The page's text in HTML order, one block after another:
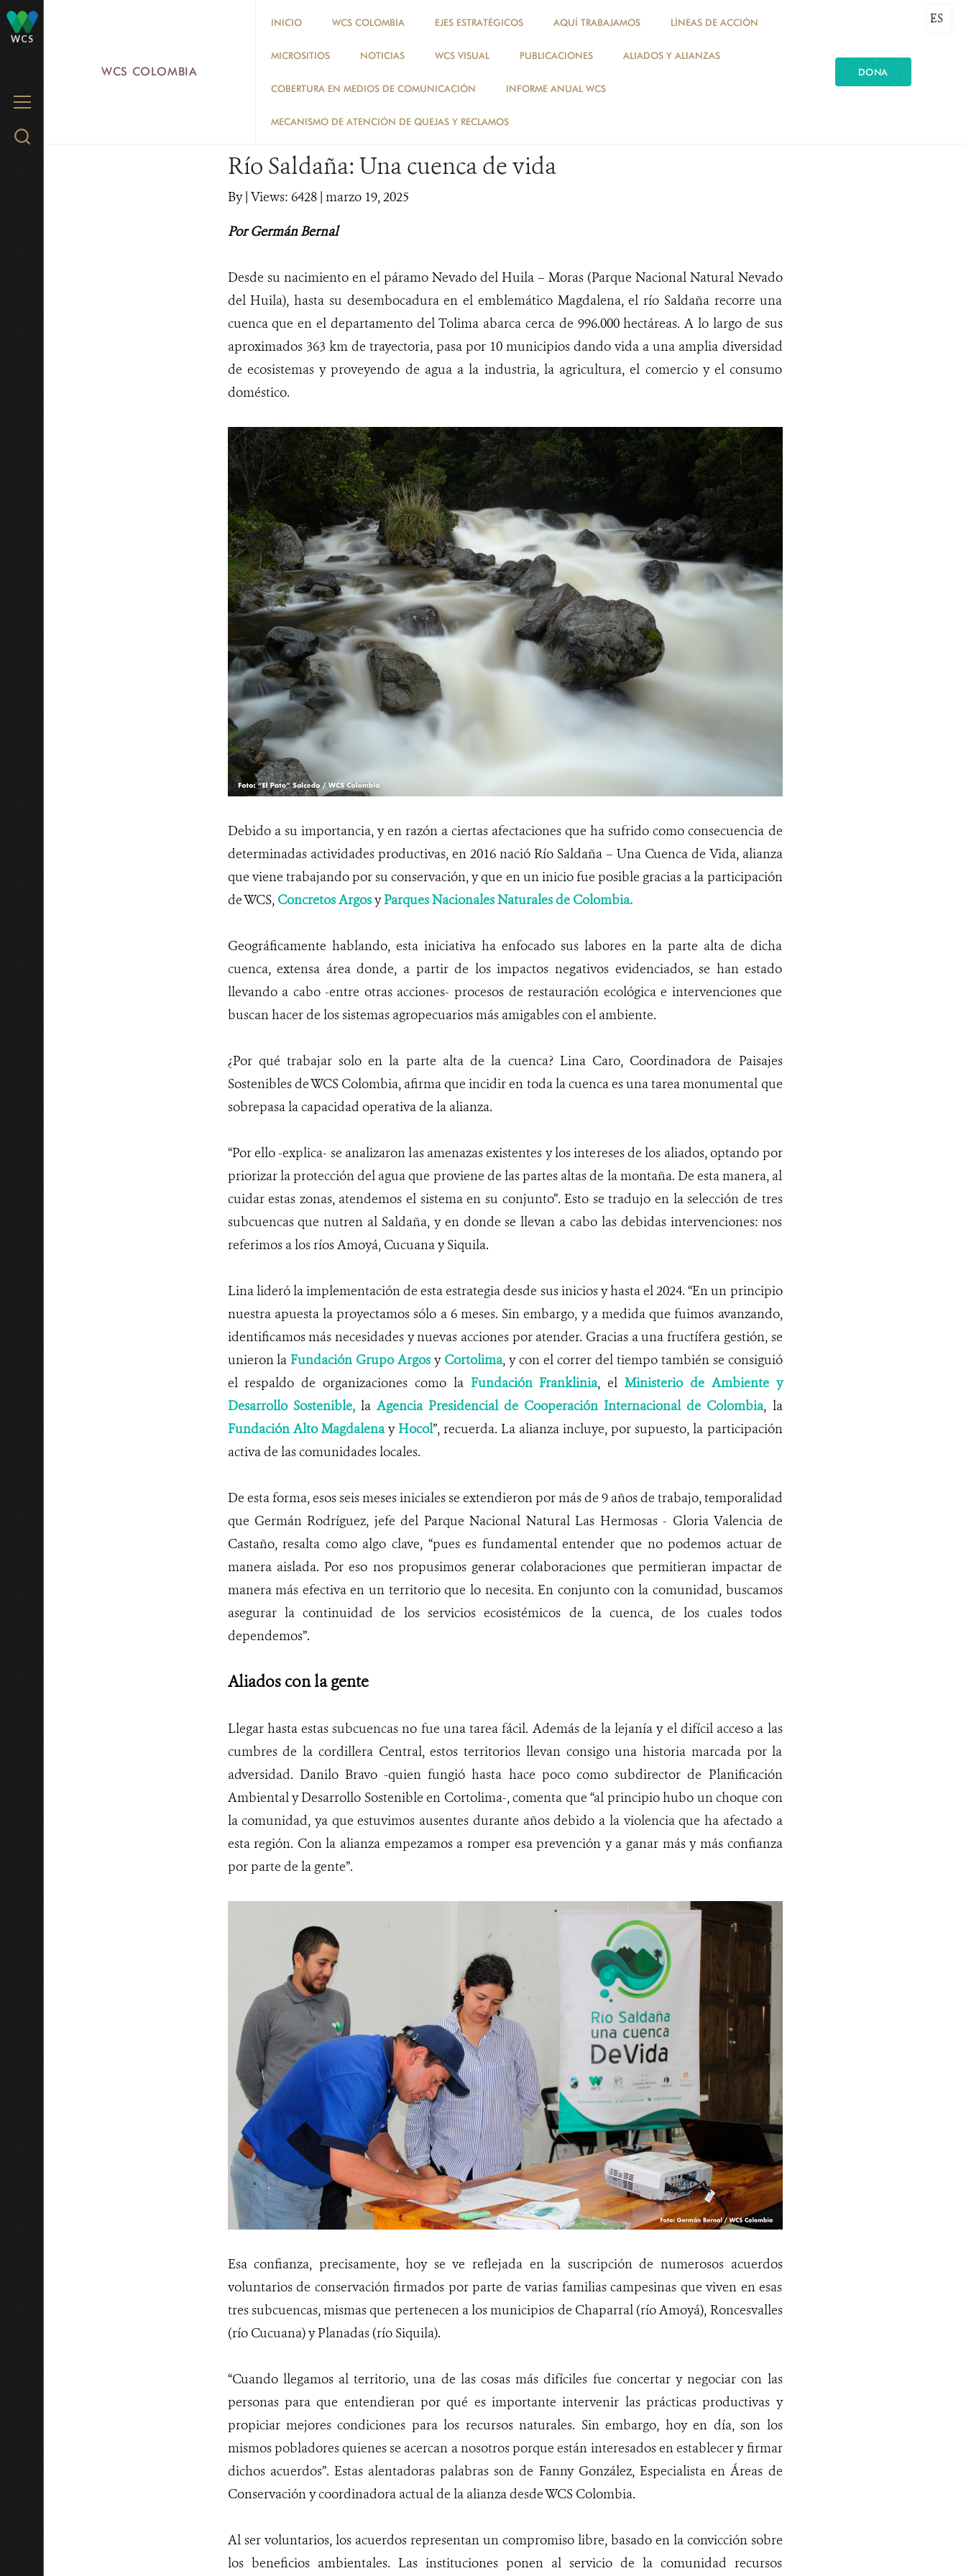
WCS
MENU
Search
WCS COLOMBIA
INICIO WCS COLOMBIA EJES ESTRATÉGICOS AQUÍ TRABAJAMOS LÍNEAS DE ACCIÓN
MICROSITIOS NOTICIAS WCS VISUAL PUBLICACIONES ALIADOS Y ALIANZAS
COBERTURA EN MEDIOS DE COMUNICACIÓN INFORME ANUAL WCS
MECANISMO DE ATENCIÓN DE QUEJAS Y RECLAMOS
DONA
ES
NOTICIAS
Río Saldaña: Una cuenca de vida
By| Views: 6428| marzo 19, 2025
Por Germán Bernal
Desde su nacimiento en el páramo Nevado del Huila – Moras (Parque Nacional Natural Nevado
del Huila), hasta su desembocadura en el emblemático Magdalena, el río Saldaña recorre una
cuenca que en el departamento del Tolima abarca cerca de 996.000 hectáreas. A lo largo de sus
aproximados 363 km de trayectoria, pasa por 10 municipios dando vida a una amplia diversidad
de ecosistemas y proveyendo de agua a la industria, la agricultura, el comercio y el consumo
doméstico.
Debido a su importancia, y en razón a ciertas afectaciones que ha sufrido como consecuencia de
determinadas actividades productivas, en 2016 nació Río Saldaña – Una Cuenca de Vida, alianza
que viene trabajando por su conservación, y que en un inicio fue posible gracias a la participación
de WCS, Concretos ArgosyParques Nacionales Naturales de Colombia.
Geográficamente hablando, esta iniciativa ha enfocado sus labores en la parte alta de dicha
cuenca, extensa área donde, a partir de los impactos negativos evidenciados, se han estado
llevando a cabo -entre otras acciones- procesos de restauración ecológica e intervenciones que
buscan hacer de los sistemas agropecuarios más amigables con el ambiente.
¿Por qué trabajar solo en la parte alta de la cuenca? Lina Caro, Coordinadora de Paisajes
Sostenibles de WCS Colombia, afirma que incidir en toda la cuenca es una tarea monumental que
sobrepasa la capacidad operativa de la alianza.
“Por ello -explica- se analizaron las amenazas existentes y los intereses de los aliados, optando por
priorizar la protección del agua que proviene de las partes altas de la montaña. De esta manera, al
cuidar estas zonas, atendemos el sistema en su conjunto”. Esto se tradujo en la selección de tres
subcuencas que nutren al Saldaña, y en donde se llevan a cabo las debidas intervenciones: nos
referimos a los ríos Amoyá, Cucuana y Siquila.
Lina lideró la implementación de esta estrategia desde sus inicios y hasta el 2024. “En un principio
nuestra apuesta la proyectamos sólo a 6 meses. Sin embargo, y a medida que fuimos avanzando,
identificamos más necesidades y nuevas acciones por atender. Gracias a una fructífera gestión, se
unieron laFundación Grupo Argosy Cortolima, y con el correr del tiempo también se consiguió
el respaldo de organizaciones como la Fundación Franklinia, elMinisterio de Ambiente y
Desarrollo Sostenible,laAgencia Presidencial de Cooperación Internacional de Colombia, la
Fundación Alto MagdalenayHocol”, recuerda. La alianza incluye, por supuesto, la participación
activa de las comunidades locales.
De esta forma, esos seis meses iniciales se extendieron por más de 9 años de trabajo, temporalidad
que Germán Rodríguez, jefe del Parque Nacional Natural Las Hermosas - Gloria Valencia de
Castaño, resalta como algo clave, “pues es fundamental entender que no podemos actuar de
manera aislada. Por eso nos propusimos generar colaboraciones que permitieran impactar de
manera más efectiva en un territorio que lo necesita. En conjunto con la comunidad, buscamos
asegurar la continuidad de los servicios ecosistémicos de la cuenca, de los cuales todos
dependemos”.
Aliados con la gente
Llegar hasta estas subcuencas no fue una tarea fácil. Además de la lejanía y el difícil acceso a las
cumbres de la cordillera Central, estos territorios llevan consigo una historia marcada por la
adversidad. Danilo Bravo -quien fungió hasta hace poco como subdirector de Planificación
Ambiental y Desarrollo Sostenible en Cortolima-, comenta que “al principio hubo un choque con
la comunidad, ya que estuvimos ausentes durante años debido a la violencia que ha afectado a
esta región. Con la alianza empezamos a romper esa prevención y a ganar más y más confianza
por parte de la gente”.
Esa confianza, precisamente, hoy se ve reflejada en la suscripción de numerosos acuerdos
voluntarios de conservación firmados por parte de varias familias campesinas que viven en esas
tres subcuencas, mismas que pertenecen a los municipios de Chaparral (río Amoyá), Roncesvalles
(río Cucuana) y Planadas (río Siquila).
“Cuando llegamos al territorio, una de las cosas más difíciles fue concertar y negociar con las
personas para que entendieran por qué es importante intervenir las prácticas productivas y
propiciar mejores condiciones para los recursos naturales. Sin embargo, hoy en día, son los
mismos pobladores quienes se acercan a nosotros porque están interesados en establecer y firmar
dichos acuerdos”. Estas alentadoras palabras son de Fanny González, Especialista en Áreas de
Conservación y coordinadora actual de la alianza desde WCS Colombia.
Al ser voluntarios, los acuerdos representan un compromiso libre, basado en la convicción sobre
los beneficios ambientales. Las instituciones ponen al servicio de la comunidad recursos